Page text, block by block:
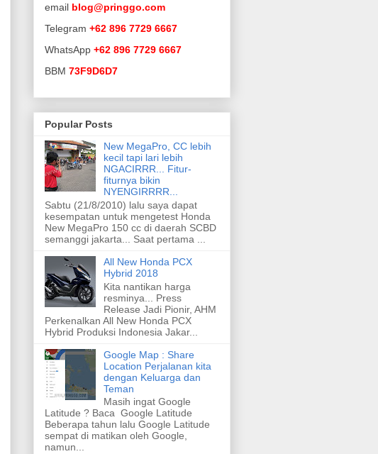
email blog@pringgo.com
Telegram +62 896 7729 6667
WhatsApp +62 896 7729 6667
BBM 73F9D6D7
Popular Posts
New MegaPro, CC lebih
kecil tapi lari lebih
NGACIRRR... Fitur-
fiturnya bikin
NYENGIRRRR...
Sabtu (21/8/2010) lalu saya dapat
kesempatan untuk mengetest Honda
New MegaPro 150 cc di daerah SCBD
semanggi jakarta... Saat pertama ...
All New Honda PCX
Hybrid 2018
Kita nantikan harga
resminya... Press
Release Jadi Pionir, AHM
Perkenalkan All New Honda PCX
Hybrid Produksi Indonesia Jakar...
Google Map : Share
Location Perjalanan kita
dengan Keluarga dan
Teman
Masih ingat Google
Latitude ? Baca Google Latitude
Beberapa tahun lalu Google Latitude
sempat di matikan oleh Google,
namun...